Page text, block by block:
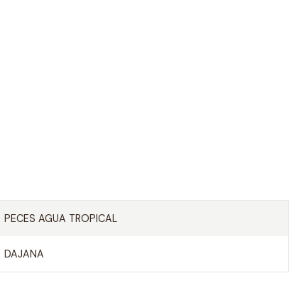
PECES AGUA TROPICAL
DAJANA